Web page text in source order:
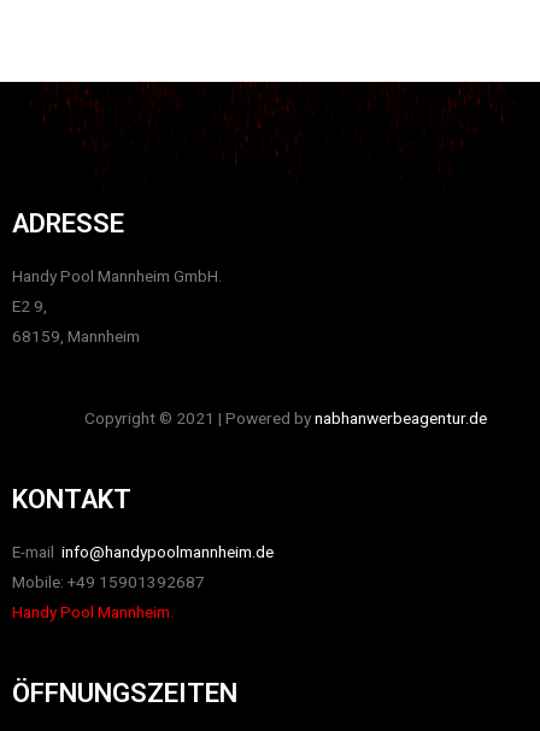
ADRESSE
Handy Pool Mannheim GmbH.
E2 9,
68159, Mannheim
Copyright © 2021 | Powered bynabhanwerbeagentur.de
KONTAKT
E-mail info@handypoolmannheim.de
Mobile: +49 15901392687
Handy Pool Mannheim.
ÖFFNUNGSZEITEN